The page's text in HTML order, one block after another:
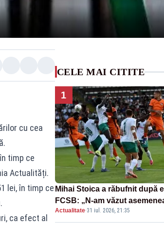
cu cea
timp ce
Actualități.
lei, în timp ce
ca efect al
CELE MAI CITITE
1
Mihai Stoica a răbufnit după
FCSB: „N-am văzut
în 190 de meciuri europene”
Actualitate·31 iul. 2026, 21:35